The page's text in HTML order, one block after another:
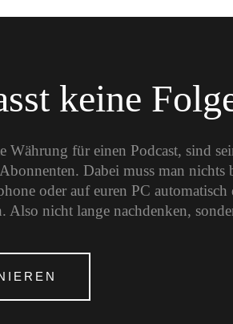
keine
Währung für einen Podcast, sind
Dabei muss man
oder auf euren PC
Also nicht lange nachdenken,